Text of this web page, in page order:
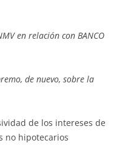
en relación con BANCO
de nuevo, sobre la
de los intereses de
no hipotecarios